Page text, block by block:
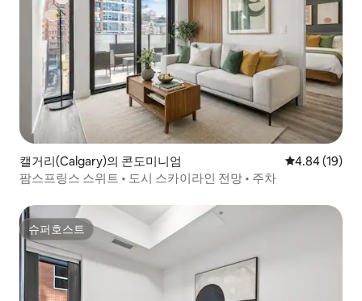
캘거리(Calgary)의 콘도미니엄 평점 4.84점(5
4.84 (19)
팜스프링스 스위트 • 도시 스카이라인 전망 • 주차
슈퍼호스트
슈퍼호스트